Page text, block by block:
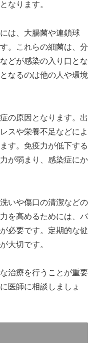
なります。
は、大腸菌や連鎖球
。これらの細菌は、分
どが感染の入り口とな
なるのは他の人や環境
の原因となります。出
スや栄養不足などによ
す。免疫力が低下する
が弱まり、感染症にか
いや傷口の清潔などの
を高めるためには、バ
必要です。定期的な健
大切です。
治療を行うことが重要
医師に相談しましょ